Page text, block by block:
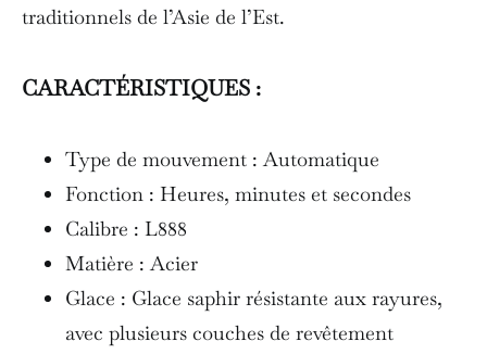
traditionnels de l’Asie de l’Est.
CARACTÉRISTIQUES :
Type de mouvement : Automatique
Fonction : Heures, minutes et secondes
Calibre : L888
Matière : Acier
Glace : Glace saphir résistante aux rayures,
avec plusieurs couches de revêtement